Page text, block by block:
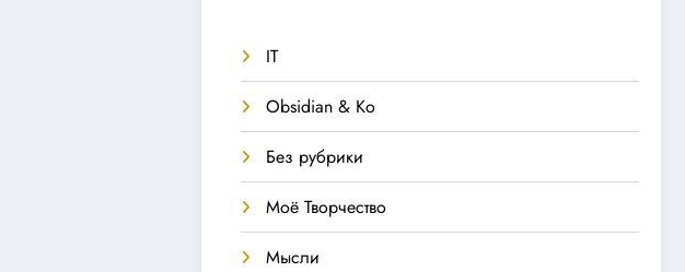
IT
Obsidian & Ко
Без рубрики
Моё Творчество
Мысли